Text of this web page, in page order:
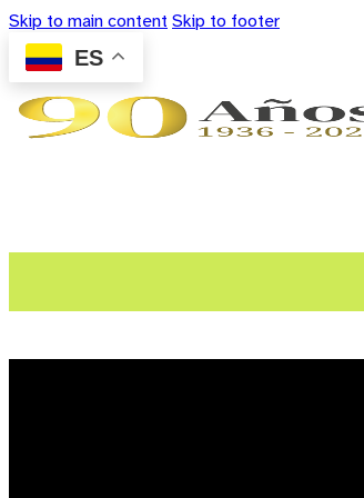
Skip to main content Skip to footer
ES